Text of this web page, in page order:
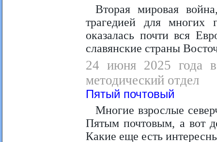
Вторая мировая
трагедией для многих
оказалась почти вся
славянские страны
24 июня 2025 года в
методический отдел
Пятый почтовый
Многие взрослые
Пятым почтовым, а вот
Какие еще есть